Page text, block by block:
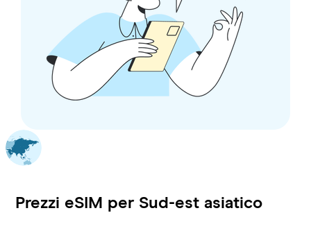
Prezzi eSIM per Sud-est asiatico